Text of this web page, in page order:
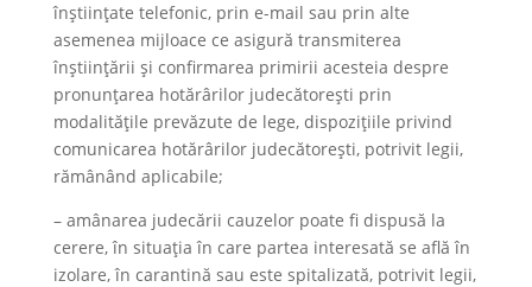
înștiințate telefonic, prin e-mail sau prin alte
asemenea mijloace ce asigură transmiterea
înștiințării și confirmarea primirii acesteia despre
pronunțarea hotărârilor judecătorești prin
modalitățile prevăzute de lege, dispozițiile privind
comunicarea hotărârilor judecătorești, potrivit legii,
rămânând aplicabile;
– amânarea judecării cauzelor poate fi dispusă la
cerere, în situația în care partea interesată se află în
izolare, în carantină sau este spitalizată, potrivit legii,